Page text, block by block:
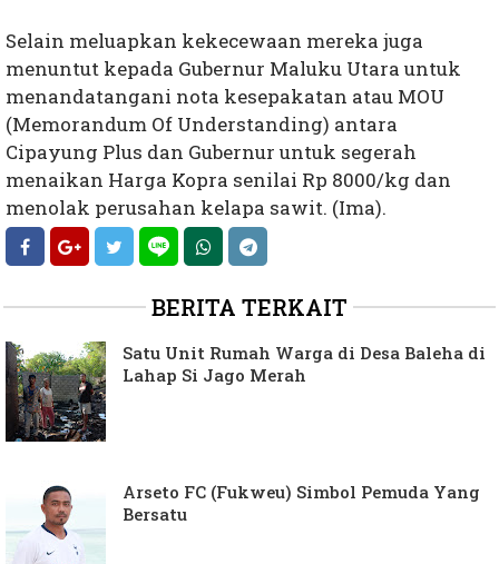
Selain meluapkan kekecewaan mereka juga
menuntut kepada Gubernur Maluku Utara untuk
menandatangani nota kesepakatan atau MOU
(Memorandum Of Understanding) antara
Cipayung Plus dan Gubernur untuk segerah
menaikan Harga Kopra senilai Rp 8000/kg dan
menolak perusahan kelapa sawit. (Ima).
BERITA TERKAIT
Satu Unit Rumah Warga di Desa Baleha di
Lahap Si Jago Merah
Arseto FC (Fukweu) Simbol Pemuda Yang
Bersatu